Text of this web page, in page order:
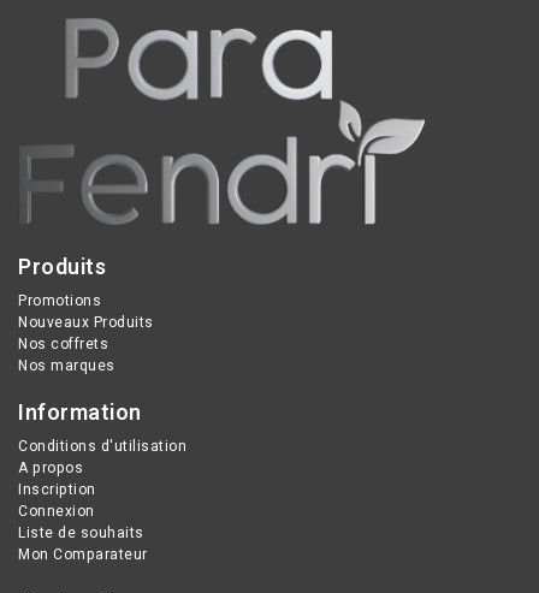
et lissent instantanément
la peau pour un visage
éclatant et revitalisé.
Produits
Promotions
Nouveaux Produits
Nos coffrets
Nos marques
Information
Conditions d'utilisation
A propos
Inscription
Connexion
Liste de souhaits
Mon Comparateur